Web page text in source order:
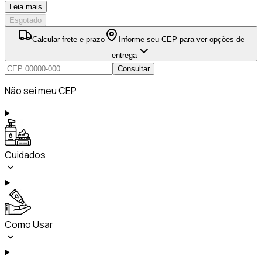
Leia mais
Esgotado
Calcular frete e prazo
Informe seu CEP para ver opções de
entrega
Consultar
Não sei meu CEP
Cuidados
Como Usar